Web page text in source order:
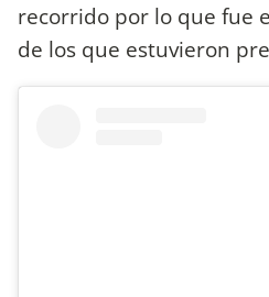
recorrido por lo que fue
de los que estuvieron